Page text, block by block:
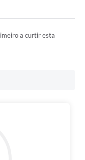
a curtir esta